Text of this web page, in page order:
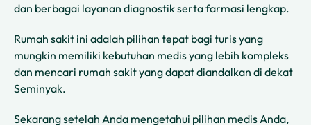
dan berbagai layanan diagnostik serta farmasi lengkap.
Rumah sakit ini adalah pilihan tepat bagi turis yang
mungkin memiliki kebutuhan medis yang lebih kompleks
dan mencari rumah sakit yang dapat diandalkan di dekat
Seminyak.
Sekarang setelah Anda mengetahui pilihan medis Anda,